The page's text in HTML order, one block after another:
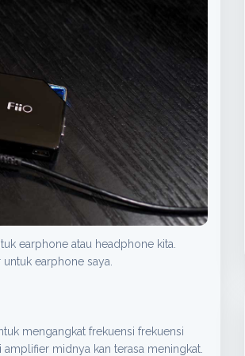
earphone atau headphone kita.
earphone saya.
mengangkat frekuensi frekuensi
midnya kan terasa meningkat.